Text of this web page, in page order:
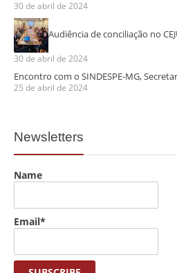
30 de abril de 2024
Audiência de conciliação no
30 de abril de 2024
Encontro com o SINDESPE-MG,
25 de abril de 2024
Newsletters
Name
Email*